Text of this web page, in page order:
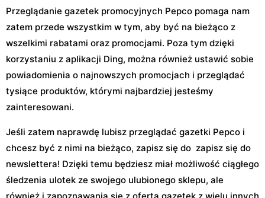
Przeglądanie gazetek promocyjnych Pepco pomaga nam
zatem przede wszystkim w tym, aby być na bieżąco z
wszelkimi rabatami oraz promocjami. Poza tym dzięki
korzystaniu z aplikacji Ding, można również ustawić sobie
powiadomienia o najnowszych promocjach i przeglądać
tysiące produktów, którymi najbardziej jesteśmy
zainteresowani.
Jeśli zatem naprawdę lubisz przeglądać gazetki Pepco i
chcesz być z nimi na bieżąco, zapisz się do zapisz się do
newslettera! Dzięki temu będziesz miał możliwość ciągłego
śledzenia ulotek ze swojego ulubionego sklepu, ale